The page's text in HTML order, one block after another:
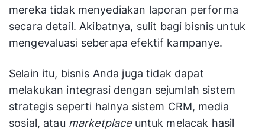
mereka tidak menyediakan laporan performa
secara detail. Akibatnya, sulit bagi bisnis untuk
mengevaluasi seberapa efektif kampanye.
Selain itu, bisnis Anda juga tidak dapat
melakukan integrasi dengan sejumlah sistem
strategis seperti halnya sistem CRM, media
sosial, atau marketplaceuntuk melacak hasil